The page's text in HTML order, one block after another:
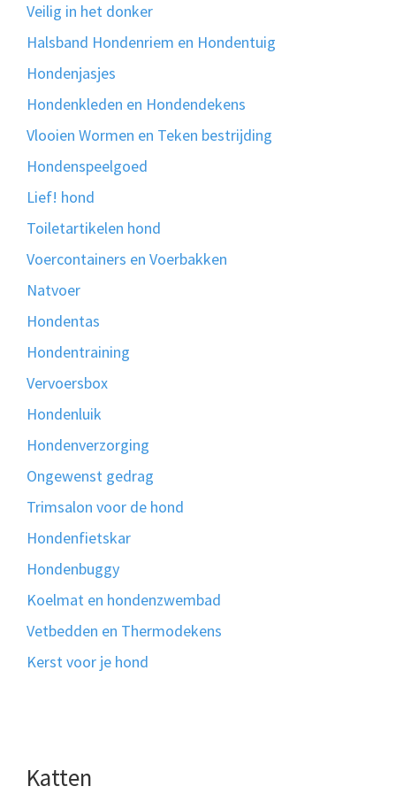
Veilig in het donker
Halsband Hondenriem en Hondentuig
Hondenjasjes
Hondenkleden en Hondendekens
Vlooien Wormen en Teken bestrijding
Hondenspeelgoed
Lief! hond
Toiletartikelen hond
Voercontainers en Voerbakken
Natvoer
Hondentas
Hondentraining
Vervoersbox
Hondenluik
Hondenverzorging
Ongewenst gedrag
Trimsalon voor de hond
Hondenfietskar
Hondenbuggy
Koelmat en hondenzwembad
Vetbedden en Thermodekens
Kerst voor je hond
Katten